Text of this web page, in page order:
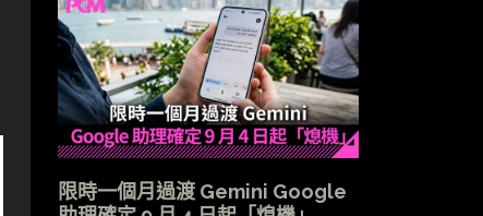
限時一個月過渡 Gemini Google